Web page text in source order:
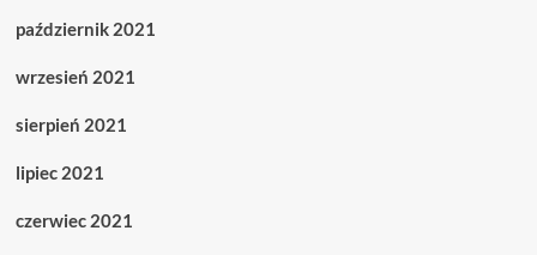
październik 2021
wrzesień 2021
sierpień 2021
lipiec 2021
czerwiec 2021